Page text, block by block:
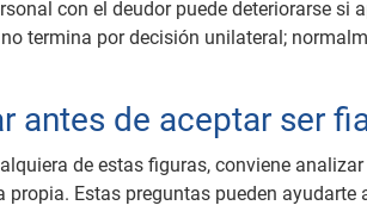
con el deudor puede deteriorarse si
termina por decisión unilateral;
antes de aceptar ser
de estas figuras, conviene
propia. Estas preguntas pueden